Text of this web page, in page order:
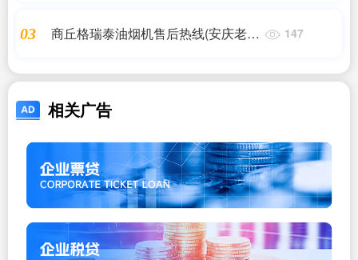
03
商丘格瑞泰油烟机售后热线(安庆老板
〔7x24小时)客服热线)
147
相关广告